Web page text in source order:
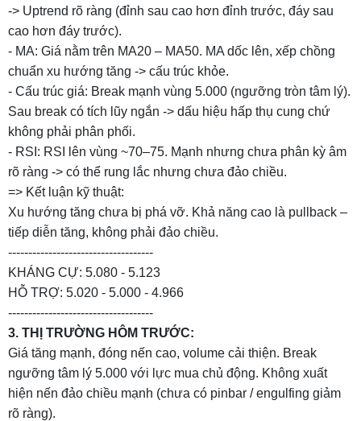
-> Uptrend rõ ràng (đỉnh sau cao hơn đỉnh trước, đáy sau
cao hơn đáy trước).
- MA: Giá nằm trên MA20 – MA50. MA dốc lên, xếp chồng
chuẩn xu hướng tăng -> cấu trúc khỏe.
- Cấu trúc giá: Break mạnh vùng 5.000 (ngưỡng tròn tâm lý).
Sau break có tích lũy ngắn -> dấu hiệu hấp thụ cung chứ
không phải phân phối.
- RSI: RSI lên vùng ~70–75. Mạnh nhưng chưa phân kỳ âm
rõ ràng -> có thể rung lắc nhưng chưa đảo chiều.
=> Kết luận kỹ thuật:
Xu hướng tăng chưa bị phá vỡ. Khả năng cao là pullback –
tiếp diễn tăng, không phải đảo chiều.
------------------------------------
KHÁNG CỰ: 5.080 - 5.123
HỖ TRỢ: 5.020 - 5.000 - 4.966
------------------------------------
3. THỊ TRƯỜNG HÔM TRƯỚC:
Giá tăng mạnh, đóng nến cao, volume cải thiện. Break
ngưỡng tâm lý 5.000 với lực mua chủ động. Không xuất
hiện nến đảo chiều mạnh (chưa có pinbar / engulfing giảm
rõ ràng).